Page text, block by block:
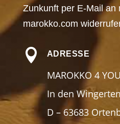
Zunkunft per E-Mail an
marokko.com
 ADRESSE
MAROKKO 4 YOU
In den
D – 63683